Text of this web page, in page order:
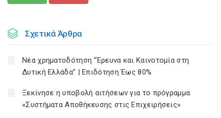
Σχετικά Άρθρα
Νέα χρηματοδότηση “Έρευνα και Καινοτομία στη
Δυτική Ελλάδα” | Επιδότηση Έως 80%
Ξεκίνησε η υποβολή αιτήσεων για το πρόγραμμα
«Συστήματα Αποθήκευσης στις Επιχειρήσεις»